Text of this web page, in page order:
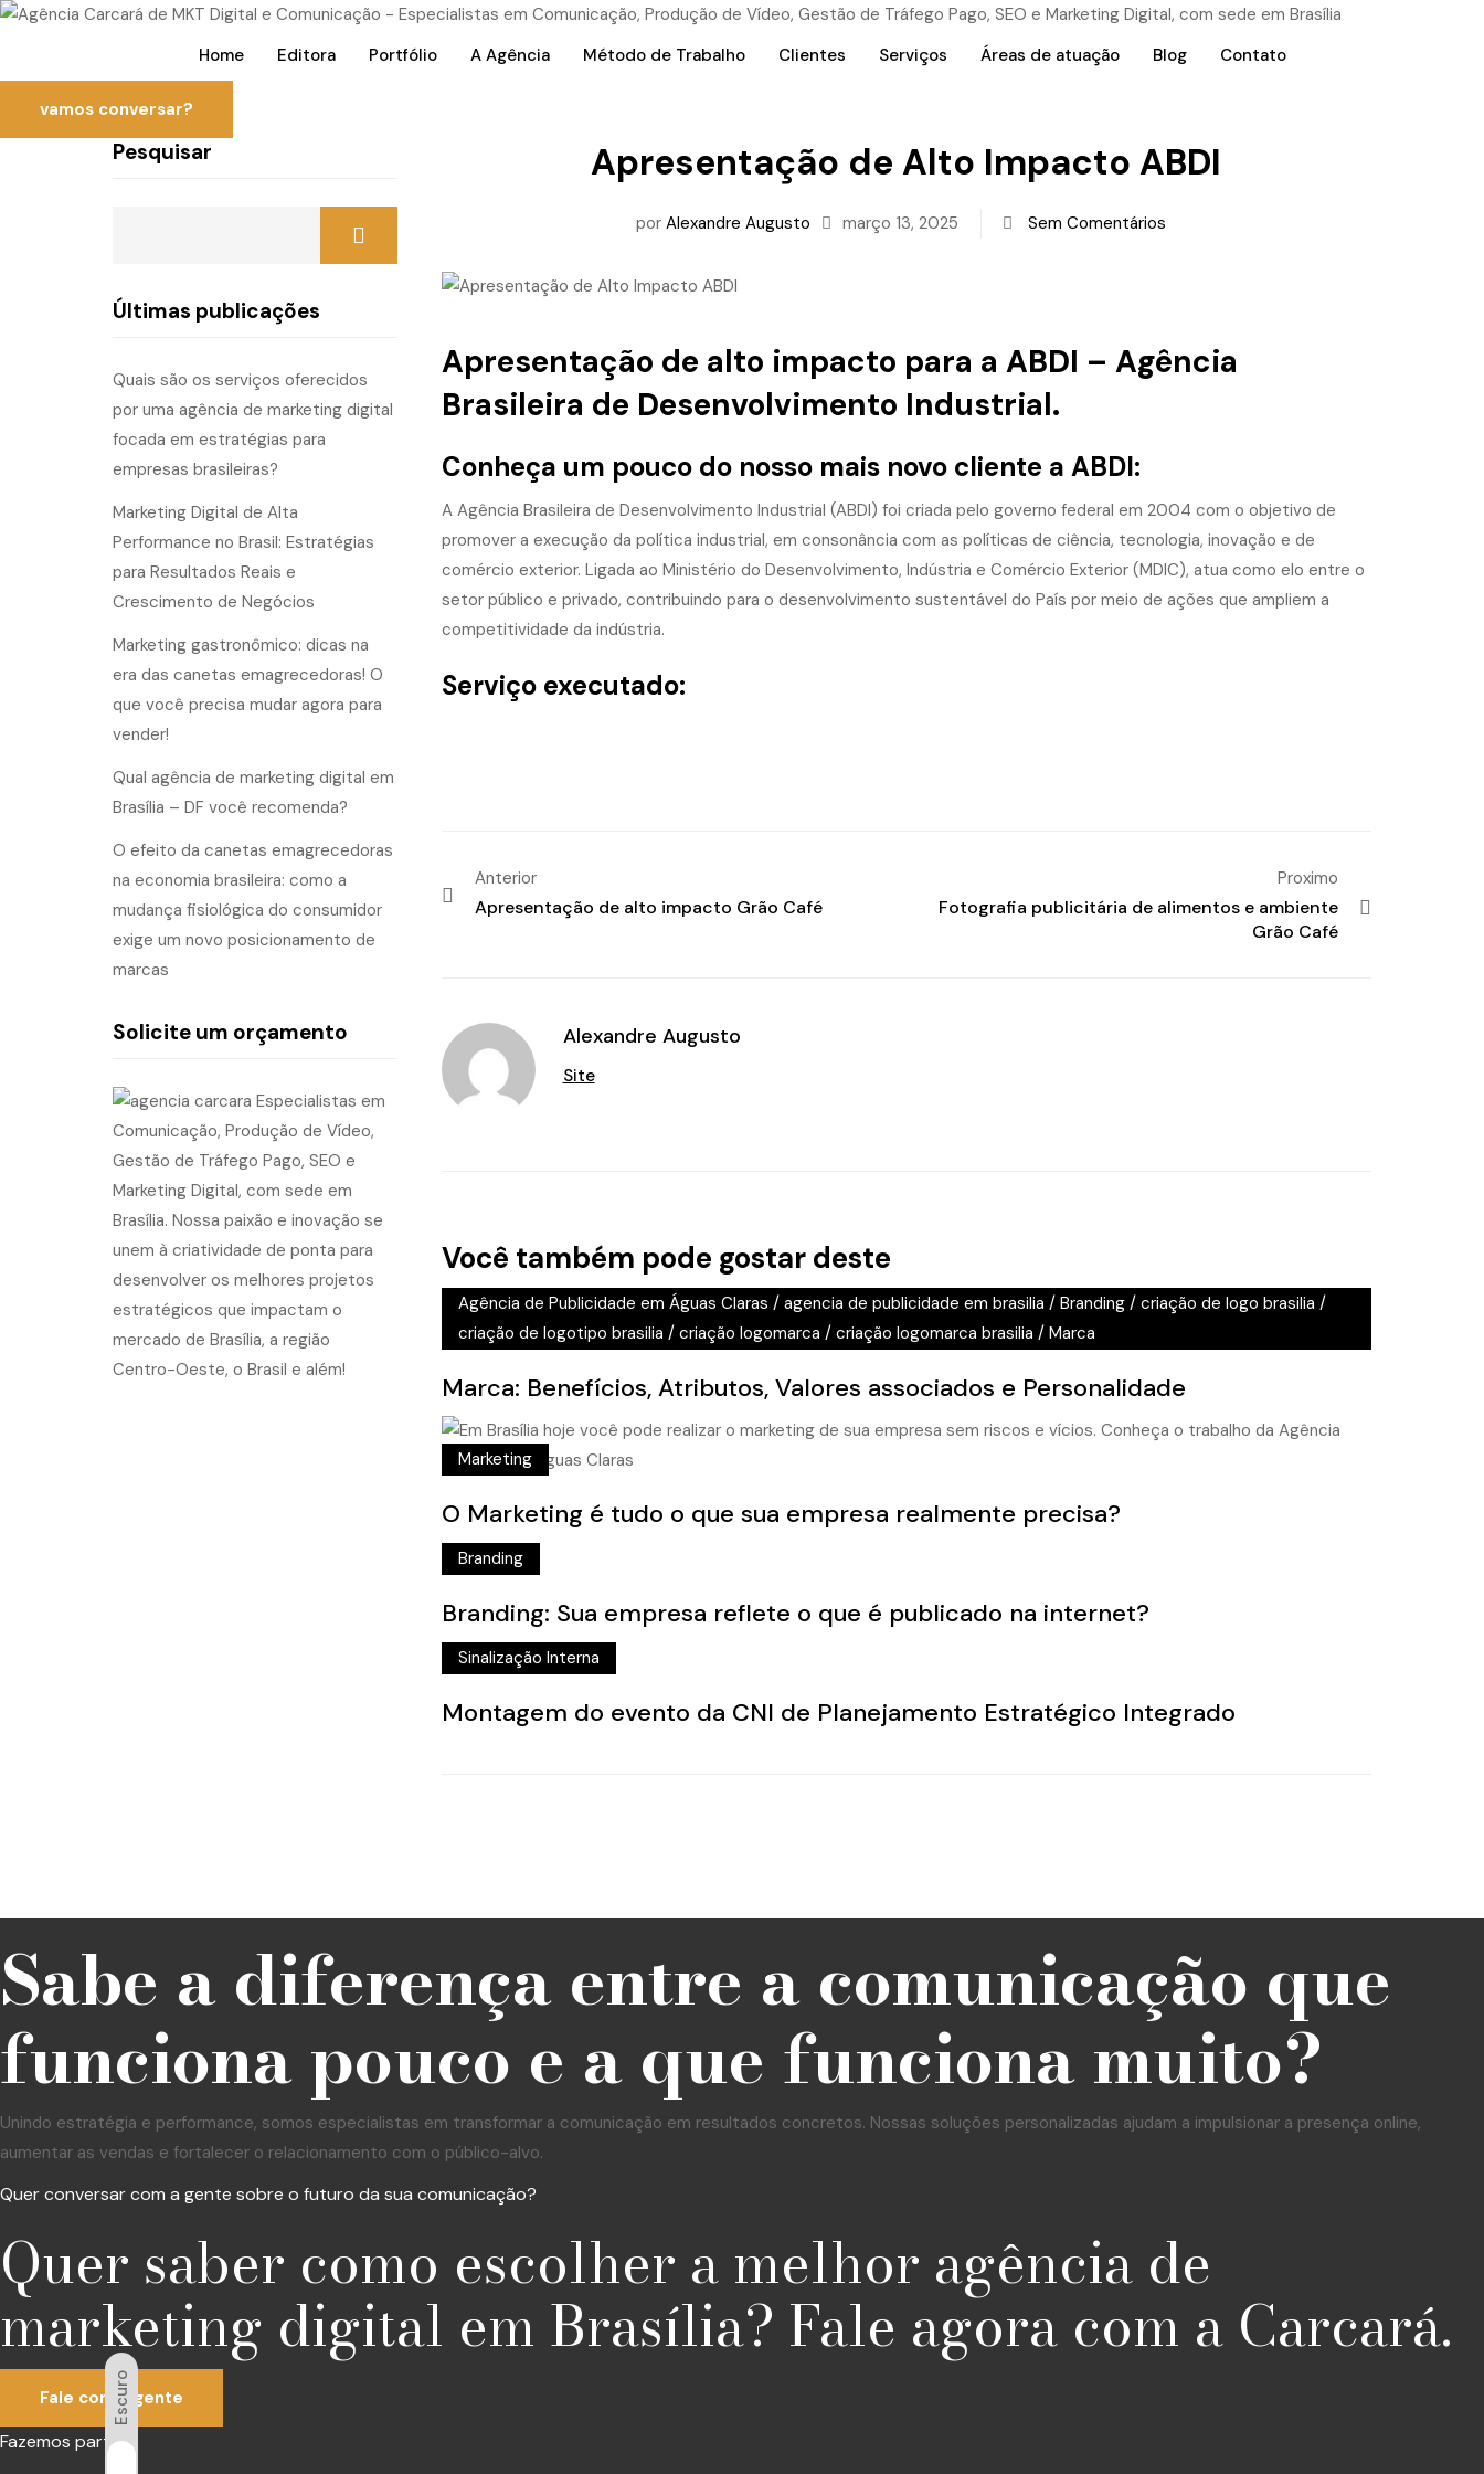
Home Editora Portfólio A Agência Método de Trabalho Clientes Serviços Áreas de atuação Blog Contato
vamos conversar?
Apresentação de Alto Impacto ABDI
por Alexandre Augusto março 13, 2025 Sem Comentários
Apresentação de alto impacto para a ABDI – Agência
Brasileira de Desenvolvimento Industrial.
Conheça um pouco do nosso mais novo cliente a ABDI:
A Agência Brasileira de Desenvolvimento Industrial (ABDI) foi criada pelo governo federal em 2004 com o objetivo de
promover a execução da política industrial, em consonância com as políticas de ciência, tecnologia, inovação e de
comércio exterior. Ligada ao Ministério do Desenvolvimento, Indústria e Comércio Exterior (MDIC), atua como elo entre o
setor público e privado, contribuindo para o desenvolvimento sustentável do País por meio de ações que ampliem a
competitividade da indústria.
Serviço executado:
Anterior
Apresentação de alto impacto Grão Café
Proximo
Fotografia publicitária de alimentos e ambiente
Grão Café
Alexandre Augusto
Site
Você também pode gostar deste
Agência de Publicidade em Águas Claras / agencia de publicidade em brasilia / Branding/ criação de logo brasilia /
criação de logotipo brasilia / criação logomarca / criação logomarca brasilia / Marca
Marca: Benefícios, Atributos, Valores associados e Personalidade
Marketing
O Marketing é tudo o que sua empresa realmente precisa?
Branding
Branding: Sua empresa reflete o que é publicado na internet?
Sinalização Interna
Montagem do evento da CNI de Planejamento Estratégico Integrado
Pesquisar
Últimas publicações
Quais são os serviços oferecidos
por uma agência de marketing digital
focada em estratégias para
empresas brasileiras?
Marketing Digital de Alta
Performance no Brasil: Estratégias
para Resultados Reais e
Crescimento de Negócios
Marketing gastronômico: dicas na
era das canetas emagrecedoras! O
que você precisa mudar agora para
vender!
Qual agência de marketing digital em
Brasília – DF você recomenda?
O efeito da canetas emagrecedoras
na economia brasileira: como a
mudança fisiológica do consumidor
exige um novo posicionamento de
marcas
Solicite um orçamento
Sabe a diferença entre a comunicação que
funciona pouco e a que funciona muito?
Unindo estratégia e performance, somos especialistas em transformar a comunicação em resultados concretos. Nossas soluções personalizadas ajudam a impulsionar a presença online,
aumentar as vendas e fortalecer o relacionamento com o público-alvo.
Quer conversar com a gente sobre o futuro da sua comunicação?
Quer saber como escolher a melhor agência de
marketing digital em Brasília? Fale agora com a Carcará.
Fale com a gente
Fazemos parte:
Escuro